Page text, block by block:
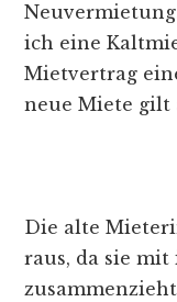
ich eine
Mietvertrag
neue Miete gilt
Die alte
raus, da sie